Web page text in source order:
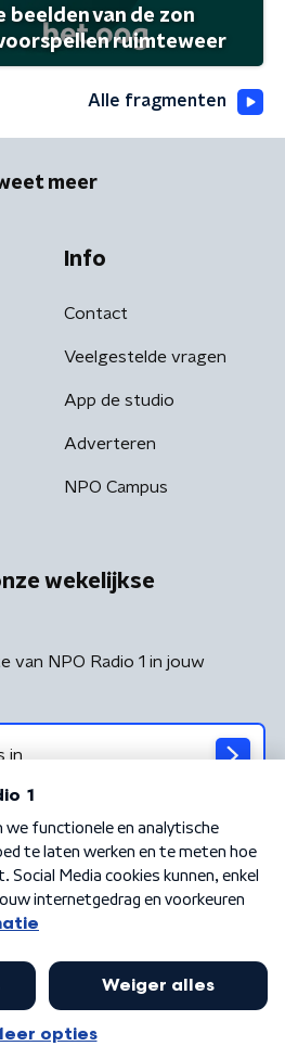
beelden van de zon
ruimteweer
Alle fragmenten
meer
Info
Contact
Veelgestelde vragen
App de studio
Adverteren
NPO Campus
wekelijkse
van NPO Radio 1 in jouw